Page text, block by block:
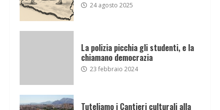
24 agosto 2025
La polizia picchia gli studenti, e la
chiamano democrazia
23 febbraio 2024
Tuteliamo i Cantieri culturali alla